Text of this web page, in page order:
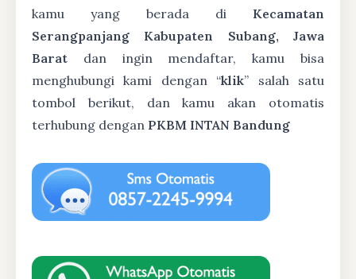
kamu yang berada di Kecamatan
Serangpanjang Kabupaten Subang, Jawa
Barat dan ingin mendaftar, kamu bisa
menghubungi kami dengan “klik” salah satu
tombol berikut, dan kamu akan otomatis
terhubung dengan PKBM INTAN Bandung